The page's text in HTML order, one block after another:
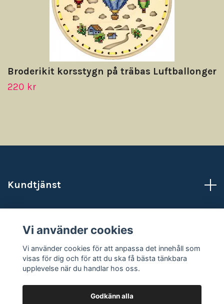
Broderikit korsstygn på träbas Luftballonger
220 kr
Kundtjänst
Sociala medier
Vi använder cookies
Vi använder cookies för att anpassa det innehåll som
visas för dig och för att du ska få bästa tänkbara
upplevelse när du handlar hos oss.
Godkänn alla